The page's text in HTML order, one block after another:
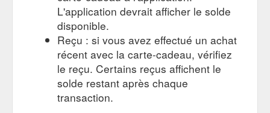
L'application devrait afficher le solde
disponible.
Reçu : si vous avez effectué un achat
récent avec la carte-cadeau, vérifiez
le reçu. Certains reçus affichent le
solde restant après chaque
transaction.